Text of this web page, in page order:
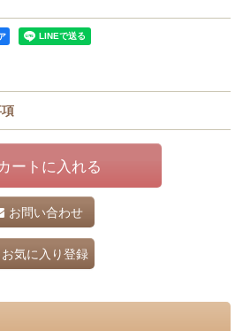
ートに入れる
お問い合わせ
お気に入り登録